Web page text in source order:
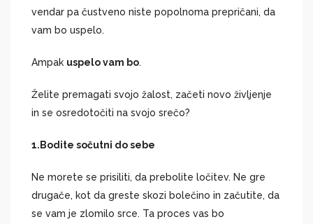
vendar pa čustveno niste popolnoma prepričani, da
vam bo uspelo.
Ampak uspelo vam bo.
Želite premagati svojo žalost, začeti novo življenje
in se osredotočiti na svojo srečo?
1.Bodite sočutni do sebe
Ne morete se prisiliti, da prebolite ločitev. Ne gre
drugače, kot da greste skozi bolečino in začutite, da
se vam je zlomilo srce. Ta proces vas bo